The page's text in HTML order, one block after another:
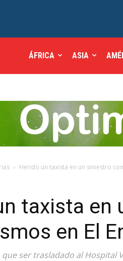
ÁFRICA ASIA
Herido un taxista en un siniestro
taxista en
en El
ser trasladado al Hospital